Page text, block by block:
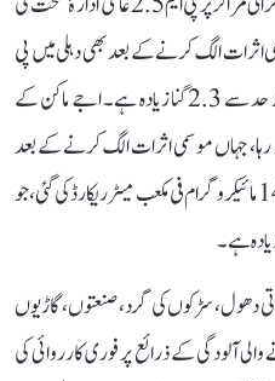
اثرات الگ کرنے کے بعد بھی دہلی میں پی
ایم 2.5 کی سطح عالمی ادارۂ صحت کی محفوظ حد سے 2.3 گنا زیادہ ہے۔ اجے ماکن کے
جہاں موسمی اثرات الگ کرنے کے بعد
اے کیو آئی 132 اور پی ایم 10 کی سطح 147 مائیکروگرام فی مکعب میٹر ریکارڈ کی گئی، جو
دھول، سڑکوں کی گرد، صنعتوں، گاڑیوں
آلودگی کے ذرائع پر فوری کارروائی کی